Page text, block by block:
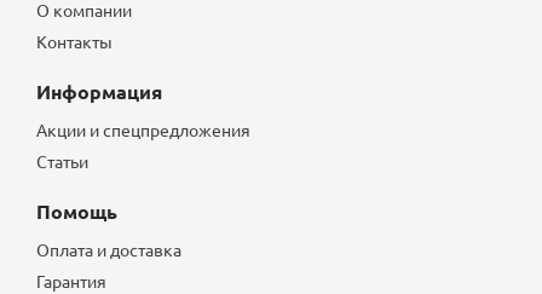
О компании
Контакты
Информация
Акции и спецпредложения
Статьи
Помощь
Оплата и доставка
Гарантия